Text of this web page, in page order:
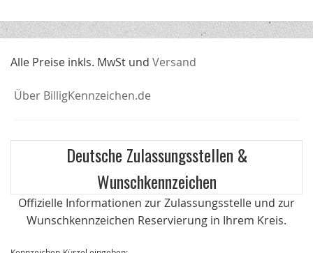
Alle Preise inkls. MwSt und Versand
Über BilligKennzeichen.de
Deutsche Zulassungsstellen &
Wunschkennzeichen
Offizielle Informationen zur Zulassungsstelle und zur
Wunschkennzeichen Reservierung in Ihrem Kreis.